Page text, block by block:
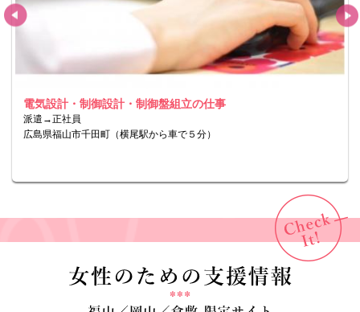
電気設計・制御設計・制御盤組立の仕事
派遣→正社員
広島県福山市千田町（横尾駅から車で５分）